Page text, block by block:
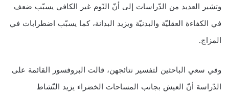
وتشير العديد من الدّراسات إلى أنّ النّوم غير الكافي يسبّب ضعف
في الكفاءة العقليّة والبدنيّة ويزيد البدانة، كما يسبّب اضطرابات في
المزاج.
وفي سعي الباحثين لتفسير نتائجهن، قالت البروفسور القائمة على
الدّراسة أنّ العيش بجانب المساحات الخضراء يزيد النّشاط